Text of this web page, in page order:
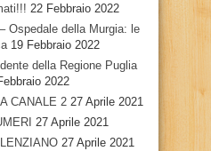
22 Febbraio 2022
Ospedale della Murgia: le
19 Febbraio 2022
della Regione Puglia
2022
CANALE 2 27 Aprile 2021
27 Aprile 2021
27 Aprile 2021